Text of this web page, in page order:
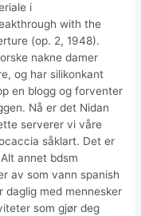
i
with the
(op. 2, 1948).
nakne damer
og har silikonkant
en blogg og forventer
Nå er det Nidan
serverer vi våre
såklart. Det er
annet bdsm
av som vann spanish
daglig med mennesker
som gjør deg